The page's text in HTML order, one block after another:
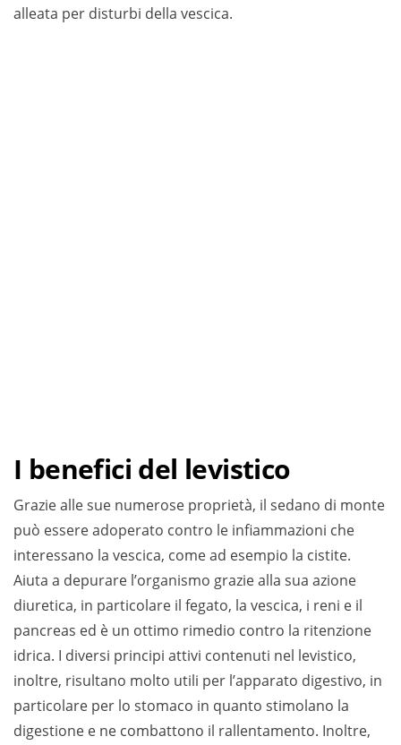
alleata per disturbi della vescica.
I benefici del levistico
Grazie alle sue numerose proprietà, il sedano di monte
può essere adoperato contro le infiammazioni che
interessano la vescica, come ad esempio la cistite.
Aiuta a depurare l’organismo grazie alla sua azione
diuretica, in particolare il fegato, la vescica, i reni e il
pancreas ed è un ottimo rimedio contro la ritenzione
idrica. I diversi principi attivi contenuti nel levistico,
inoltre, risultano molto utili per l’apparato digestivo, in
particolare per lo stomaco in quanto stimolano la
digestione e ne combattono il rallentamento. Inoltre,